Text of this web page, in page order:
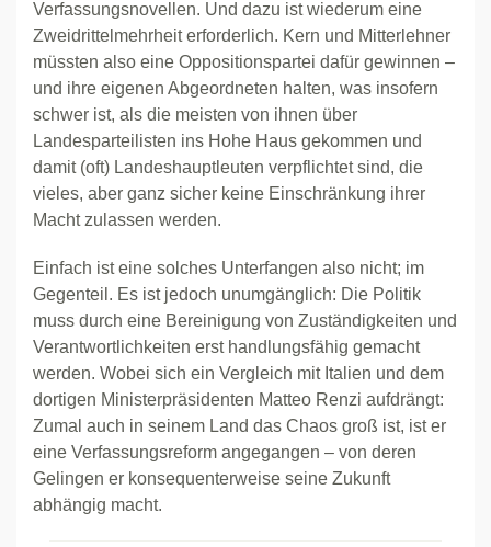
Verfassungsnovellen. Und dazu ist wiederum eine
Zweidrittelmehrheit erforderlich. Kern und Mitterlehner
müssten also eine Oppositionspartei dafür gewinnen –
und ihre eigenen Abgeordneten halten, was insofern
schwer ist, als die meisten von ihnen über
Landesparteilisten ins Hohe Haus gekommen und
damit (oft) Landeshauptleuten verpflichtet sind, die
vieles, aber ganz sicher keine Einschränkung ihrer
Macht zulassen werden.
Einfach ist eine solches Unterfangen also nicht; im
Gegenteil. Es ist jedoch unumgänglich: Die Politik
muss durch eine Bereinigung von Zuständigkeiten und
Verantwortlichkeiten erst handlungsfähig gemacht
werden. Wobei sich ein Vergleich mit Italien und dem
dortigen Ministerpräsidenten Matteo Renzi aufdrängt:
Zumal auch in seinem Land das Chaos groß ist, ist er
eine Verfassungsreform angegangen – von deren
Gelingen er konsequenterweise seine Zukunft
abhängig macht.